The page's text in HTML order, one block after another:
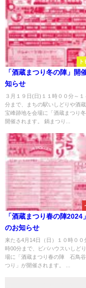
「酒蔵まつり冬の陣」開
知らせ
３月１９日(日)１１時００分～１
分まで、まちの駅いしどりや酒
宝峰跡地を会場に「酒蔵まつり
開催されます。 鍋まつり...
「酒蔵まつり春の陣2024
のお知らせ
来たる4月14日（日）１０時００
時00分まで、ビバハウスいしど
場に「酒蔵まつり春の陣 石鳥谷
つり」が開催されます。 ...